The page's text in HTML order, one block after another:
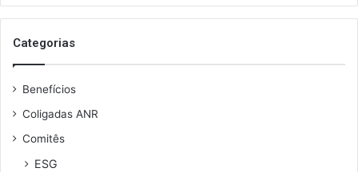
email
Categorias
Benefícios
Coligadas ANR
Comitês
ESG